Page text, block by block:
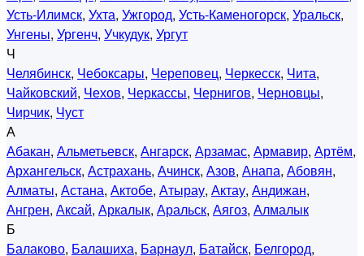
Усть-Илимск, Ухта, Ужгород, Усть-Каменогорск, Уральск,
Унгены, Ургенч, Учкудук, Ургут
Ч
Челябинск, Чебоксары, Череповец, Черкесск, Чита,
Чайковский, Чехов, Черкассы, Чернигов, Черновцы,
Чирчик, Чуст
А
Абакан, Альметьевск, Ангарск, Арзамас, Армавир, Артём,
Архангельск, Астрахань, Ачинск, Азов, Анапа, Абовян,
Алматы, Астана, Актобе, Атырау, Актау, Андижан,
Ангрен, Аксай, Аркалык, Аральск, Аягоз, Алмалык
Б
Балаково, Балашиха, Барнаул, Батайск, Белгород,